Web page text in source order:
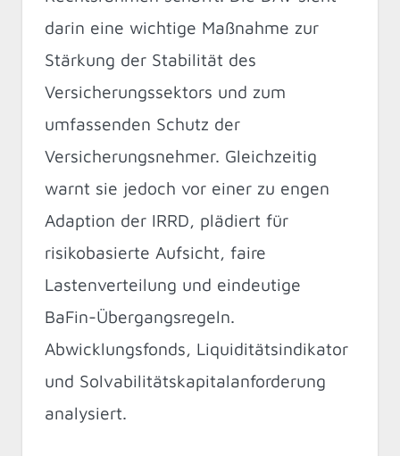
darin eine wichtige Maßnahme zur
Stärkung der Stabilität des
Versicherungssektors und zum
umfassenden Schutz der
Versicherungsnehmer. Gleichzeitig
warnt sie jedoch vor einer zu engen
Adaption der IRRD, plädiert für
risikobasierte Aufsicht, faire
Lastenverteilung und eindeutige
BaFin-Übergangsregeln.
Abwicklungsfonds, Liquiditätsindikator
und Solvabilitätskapitalanforderung
analysiert.